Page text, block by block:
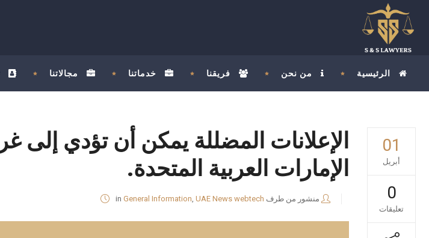
الرئيسية من نحن فريقنا خدماتنا مجالاتنا
01
أبريل
0
تعليقات
الإمارات العربية المتحدة.
منشور من طرف webtech
in General Information, UAE News